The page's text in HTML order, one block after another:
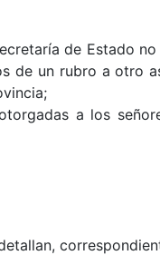
de Estado no
de un rubro a otro
a los